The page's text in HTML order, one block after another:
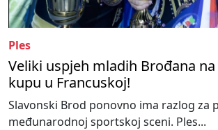
Ples
Veliki uspjeh mladih Brođana
kupu u Francuskoj!
Slavonski Brod ponovno ima razlog za
međunarodnoj sportskoj sceni. Ples...